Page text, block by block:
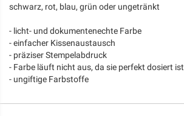
schwarz, rot, blau, grün oder ungetränkt
- licht- und dokumentenechte Farbe
- einfacher Kissenaustausch
- präziser Stempelabdruck
- Farbe läuft nicht aus, da sie perfekt dosiert ist
- ungiftige Farbstoffe